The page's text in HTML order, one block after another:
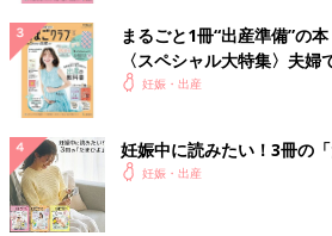
明日か〜、と撃沈。
10:30
生理痛みたいな痛みが、10～15分くらい
ない。聞いたら、子宮が収縮する痛みで
10:45
どぅるんと、3回くらい水っぽいような
まるごと1冊“出産準備”の
〈スペシャル大特集〉夫
妊娠・出産
妊娠中に読みたい！3冊の「
妊娠・出産